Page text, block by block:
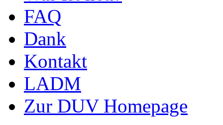
FAQ
Dank
Kontakt
LADM
Zur DUV Homepage